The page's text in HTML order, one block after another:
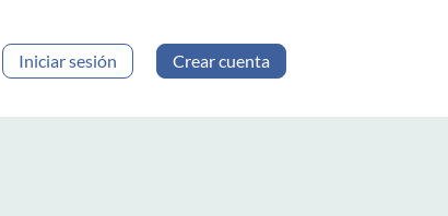
Iniciar sesión Crear cuenta